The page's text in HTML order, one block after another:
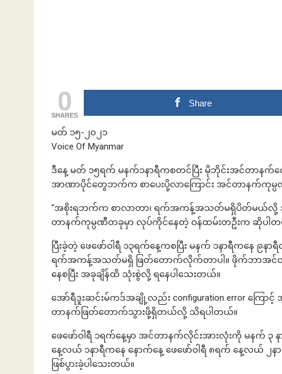
0
SHARES
Share
မတ် ၁၅-၂၀၂၁
Voice Of Myanmar
ဒီနေ့ မတ် ၁၅ရက် မနက်၁နာရီကစတင်ပြီး မိုဘိုင်းအင်
အာဏာပိုင်တွေဘက်က စာပေးပို့လာကြောင်း အင်တာနက်ကု
“အစိုးရဘက်က စာလာတာ၊ ရက်အကန့်အသတ်မရှိပိတ်မယ်လို့ အ
တာနက်ကုမ္ပဏီတခုမှာ လုပ်ကိုင်နေတဲ့ ဝန်ထမ်းတဦးက ဆိုပါ
ပြီးခဲ့တဲ့ ဖေဖော်ဝါရီ ၁၃ရက်နေ့ကစပြီး မနက် ၁နာရီကနေ
ရက်အကန့်အသတ်မရှိ ဖြတ်တောက်လိုက်တာပါ။ ဖိုက်ဘာအင်တ
နေစပြီး အခုချိန်ထိ သုံးစွဲလို့ ရနေပါသေးတယ်။
အော်ရီဒူးဆင်းမ်ကဒ်အချို့လည်း configuration error ကြ
တာနက်ဖြတ်တောက်သွားဖို့ရှိတယ်လို့ သိရပါတယ်။
ဖေဖော်ဝါရီ ၁ရက်နေ့မှာ အင်တာနက်လိုင်းအားလုံးကို မနက် ၃
နေ့လယ် ၁နာရီကနေ နောက်နေ့ ဖေဖော်ဝါရီ ၈ရက် နေ့လယ်
ဖြစ်ပွားခဲ့ပါသေးတယ်။